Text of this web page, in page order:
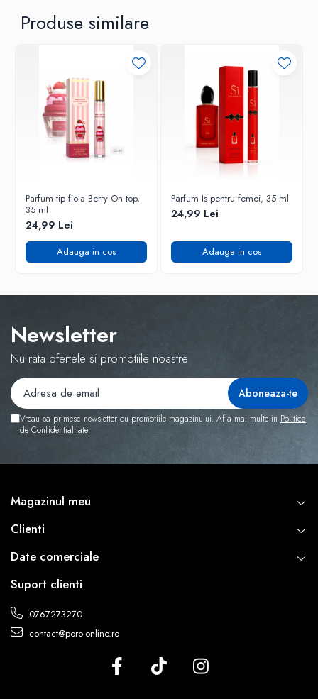
Produse similare
Parfum tip fiola Berry On top,
35 ml
24,99 Lei
Adauga in cos
Parfum Is pentru femei, 35 ml
24,99 Lei
Adauga in cos
Newsletter
Nu rata ofertele si promotiile noastre
Vreau sa primesc newsletter cu promotiile magazinului. Afla mai multe in Politica
de Confidentialitate
Magazinul meu
Clienti
Date comerciale
Suport clienti
0767273270
contact@poro-online.ro